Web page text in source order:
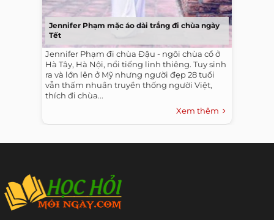
Jennifer Phạm mặc áo dài trắng đi chùa ngày
Tết
Jennifer Phạm đi chùa Đậu - ngôi chùa cổ ở
Hà Tây, Hà Nội, nổi tiếng linh thiêng. Tuy sinh
ra và lớn lên ở Mỹ nhưng người đẹp 28 tuổi
vẫn thấm nhuần truyền thống người Việt,
thích đi chùa...
Xem thêm